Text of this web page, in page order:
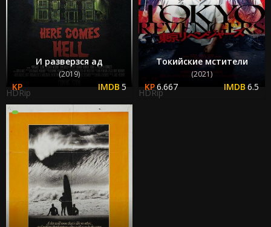
И разверзся ад
(2019)
5
HDRip
Токийские мстители
(2021)
6.667 6.5
HDRip